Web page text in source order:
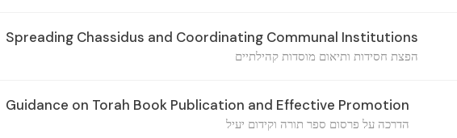
Spreading Chassidus and Coordinating Communal Institutions
הפצת חסידות ותיאום מוסדות קהילתיים
Guidance on Torah Book Publication and Effective Promotion
הדרכה על פרסום ספר תורה וקידום יעיל